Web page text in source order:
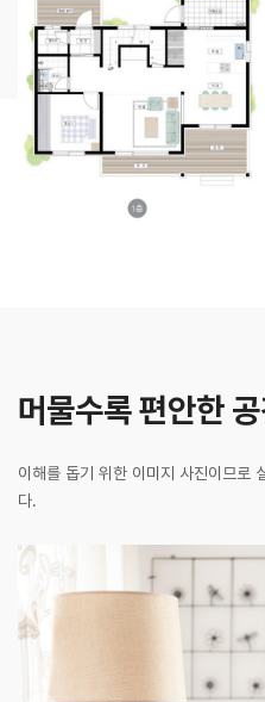
머물수록 편안한
이해를 돕기 위한 이미지 사진이므로
다.